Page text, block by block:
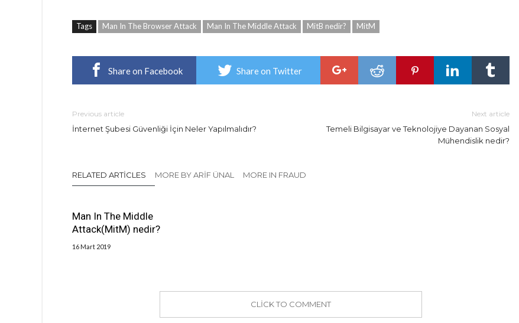
Tags Man In The Browser Attack Man In The Middle Attack MitB nedir? MitM
Share on Facebook Share on Twitter
Previous article
İnternet Şubesi Güvenliği İçin Neler Yapılmalıdır?
Next article
Temeli Bilgisayar ve Teknolojiye Dayanan Sosyal
Mühendislik nedir?
RELATED ARTICLES MORE BY ARIF ÜNAL MORE IN FRAUD
Man In The Middle
Attack(MitM) nedir?
16 Mart 2019
CLICK TO COMMENT